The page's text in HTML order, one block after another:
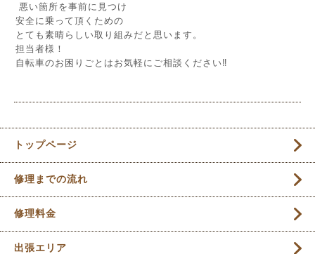
悪い箇所を事前に見つけ
安全に乗って頂くための
とても素晴らしい取り組みだと思います。
担当者様！
自転車のお困りごとはお気軽にご相談ください‼︎
トップページ
修理までの流れ
修理料金
出張エリア